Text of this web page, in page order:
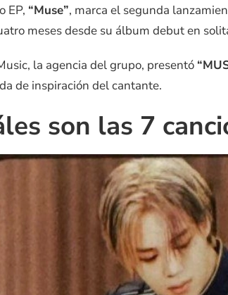
EP, “Muse”, marca el segunda
meses desde su álbum debut en
la agencia del grupo, presentó
de inspiración del cantante.
son las 7